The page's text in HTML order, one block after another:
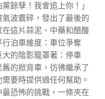
餘孽！我會追上你！」
波震碎，發出了最後的
這片蒜泥、中藥和醋酸
泊車維度：車位爭奪
的陰影籠罩著：停車
的掀背車，彷彿繼承了
要時提供過任何幫助。
恐怖的挑戰，一條夾在